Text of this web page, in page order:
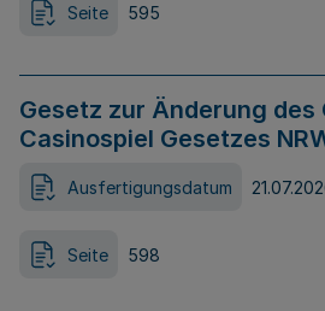
Seite 595
Gesetz zur Änderung des
Casinospiel Gesetzes
Ausfertigungsdatum
Seite 598